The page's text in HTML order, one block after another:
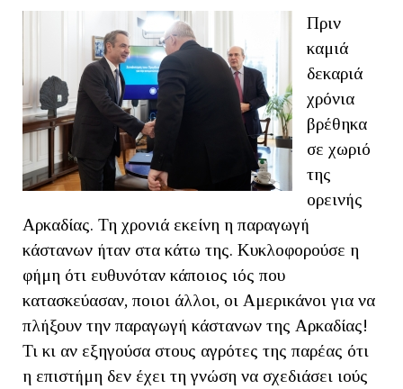
Πριν
καμιά
δεκαριά
χρόνια
βρέθηκα
σε χωριό
της
ορεινής
Αρκαδίας. Τη χρονιά εκείνη η παραγωγή
κάστανων ήταν στα κάτω της. Κυκλοφορούσε η
φήμη ότι ευθυνόταν κάποιος ιός που
κατασκεύασαν, ποιοι άλλοι, οι Αμερικάνοι για να
πλήξουν την παραγωγή κάστανων της Αρκαδίας!
Τι κι αν εξηγούσα στους αγρότες της παρέας ότι
η επιστήμη δεν έχει τη γνώση να σχεδιάσει ιούς